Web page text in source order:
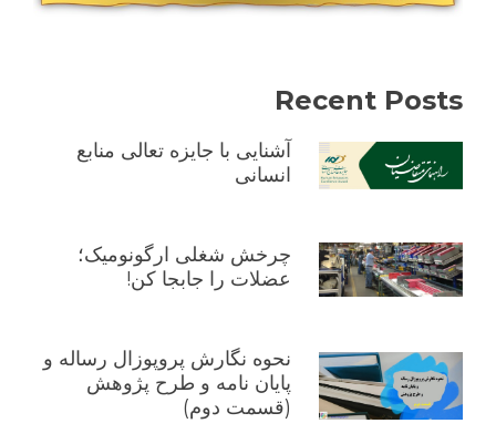
Recent Posts
آشنایی با جایزه تعالی منابع
انسانی
چرخش شغلی ارگونومیک؛
عضلات را جابجا کن!
نحوه نگارش پروپوزال رساله و
پایان نامه و طرح پژوهش
(قسمت دوم)